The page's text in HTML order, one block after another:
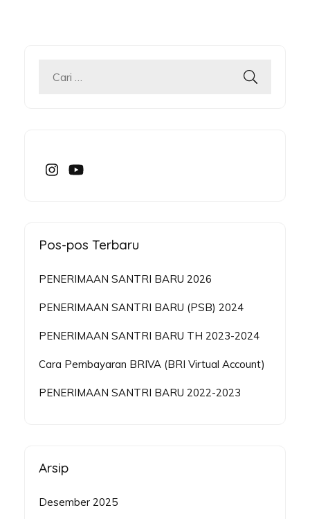
Cari
Pos-pos Terbaru
PENERIMAAN SANTRI BARU 2026
PENERIMAAN SANTRI BARU (PSB) 2024
PENERIMAAN SANTRI BARU TH 2023-2024
Cara Pembayaran BRIVA (BRI Virtual Account)
PENERIMAAN SANTRI BARU 2022-2023
Arsip
Desember 2025